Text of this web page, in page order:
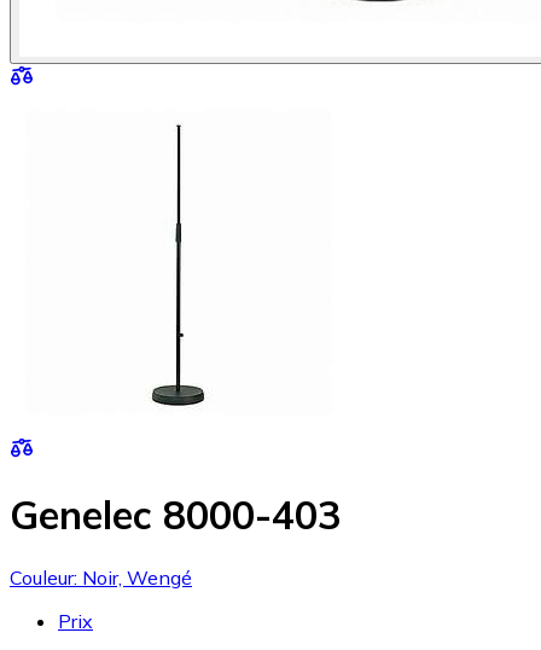
Genelec 8000-403
Couleur: Noir, Wengé
Prix